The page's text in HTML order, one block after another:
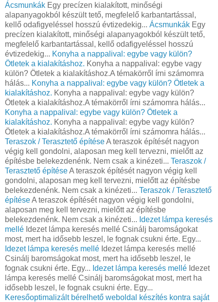
Ácsmunkák Egy precízen kialakított, minőségi
alapanyagokból készült tető, megfelelő karbantartással,
kellő odafigyeléssel hosszú évtizedekig... Ácsmunkák Egy
precízen kialakított, minőségi alapanyagokból készült tető,
megfelelő karbantartással, kellő odafigyeléssel hosszú
évtizedekig... Konyha a nappalival: egybe vagy külön?
Ötletek a kialakításhoz. Konyha a nappalival: egybe vagy
külön? Ötletek a kialakításhoz.A témakörről írni számomra
hálás... Konyha a nappalival: egybe vagy külön? Ötletek a
kialakításhoz. Konyha a nappalival: egybe vagy külön?
Ötletek a kialakításhoz.A témakörről írni számomra hálás...
Konyha a nappalival: egybe vagy külön? Ötletek a
kialakításhoz. Konyha a nappalival: egybe vagy külön?
Ötletek a kialakításhoz.A témakörről írni számomra hálás...
Teraszok / Terasztető építéseA teraszok építését nagyon
végig kell gondolni, alaposan meg kell tervezni, mielőtt az
építésbe belekezdenénk. Nem csak a kinézeti... Teraszok /
Terasztető építéseA teraszok építését nagyon végig kell
gondolni, alaposan meg kell tervezni, mielőtt az építésbe
belekezdenénk. Nem csak a kinézeti... Teraszok / Terasztető
építéseA teraszok építését nagyon végig kell gondolni,
alaposan meg kell tervezni, mielőtt az építésbe
belekezdenénk. Nem csak a kinézeti... Idezet lámpa keresés
mellé Idezet lámpa keresés mellé Csinálj baromságokat
most, mert ha idősebb leszel, le fognak csukni érte. Egy...
Idezet lámpa keresés mellé Idezet lámpa keresés mellé
Csinálj baromságokat most, mert ha idősebb leszel, le
fognak csukni érte. Egy... Idezet lámpa keresés mellé Idezet
lámpa keresés mellé Csinálj baromságokat most, mert ha
idősebb leszel, le fognak csukni érte. Egy...
Keresőoptimalizált bérelhető weboldal készítés kontra saját